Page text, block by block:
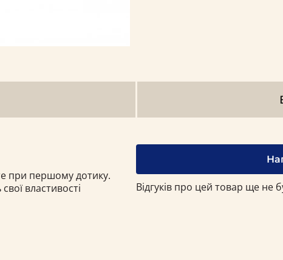
при першому дотику.
властивості
Відгуків про цей товар ще не